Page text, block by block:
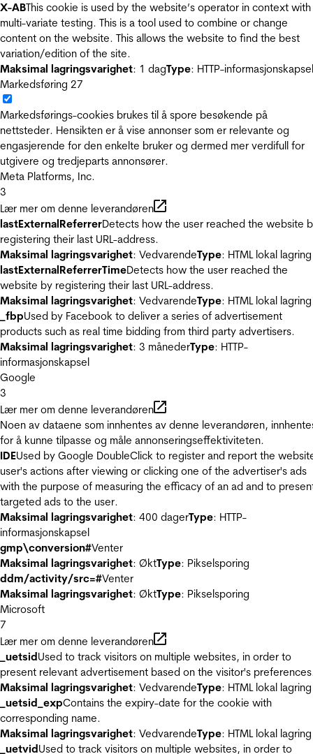
X-ABThis cookie is used by the website’s operator in context with
multi-variate testing. This is a tool used to combine or change
content on the website. This allows the website to find the best
variation/edition of the site.
Maksimal lagringsvarighet: 1 dagType: HTTP-informasjonskapsel
Markedsføring 27
Markedsførings-cookies brukes til å spore besøkende på
nettsteder. Hensikten er å vise annonser som er relevante og
engasjerende for den enkelte bruker og dermed mer verdifull for
utgivere og tredjeparts annonsører.
Meta Platforms, Inc.
3
Lær mer om denne leverandøren
lastExternalReferrerDetects how the user reached the website
registering their last URL-address.
Maksimal lagringsvarighet: VedvarendeType: HTML lokal lagring
lastExternalReferrerTimeDetects how the user reached the
website by registering their last URL-address.
Maksimal lagringsvarighet: VedvarendeType: HTML lokal lagring
_fbpUsed by Facebook to deliver a series of advertisement
products such as real time bidding from third party advertisers.
Maksimal lagringsvarighet: 3 månederType: HTTP-
informasjonskapsel
Google
3
Lær mer om denne leverandøren
Noen av dataene som innhentes av denne leverandøren,
for å kunne tilpasse og måle annonseringseffektiviteten.
IDEUsed by Google DoubleClick to register and report the
user's actions after viewing or clicking one of the advertiser's ads
with the purpose of measuring the efficacy of an ad and to
targeted ads to the user.
Maksimal lagringsvarighet: 400 dagerType: HTTP-
informasjonskapsel
gmp\conversion#Venter
Maksimal lagringsvarighet: ØktType: Pikselsporing
ddm/activity/src=#Venter
Maksimal lagringsvarighet: ØktType: Pikselsporing
Microsoft
7
Lær mer om denne leverandøren
_uetsidUsed to track visitors on multiple websites, in order to
present relevant advertisement based on the visitor's
Maksimal lagringsvarighet: VedvarendeType: HTML lokal lagring
_uetsid_expContains the expiry-date for the cookie with
corresponding name.
Maksimal lagringsvarighet: VedvarendeType: HTML lokal lagring
_uetvidUsed to track visitors on multiple websites, in order to